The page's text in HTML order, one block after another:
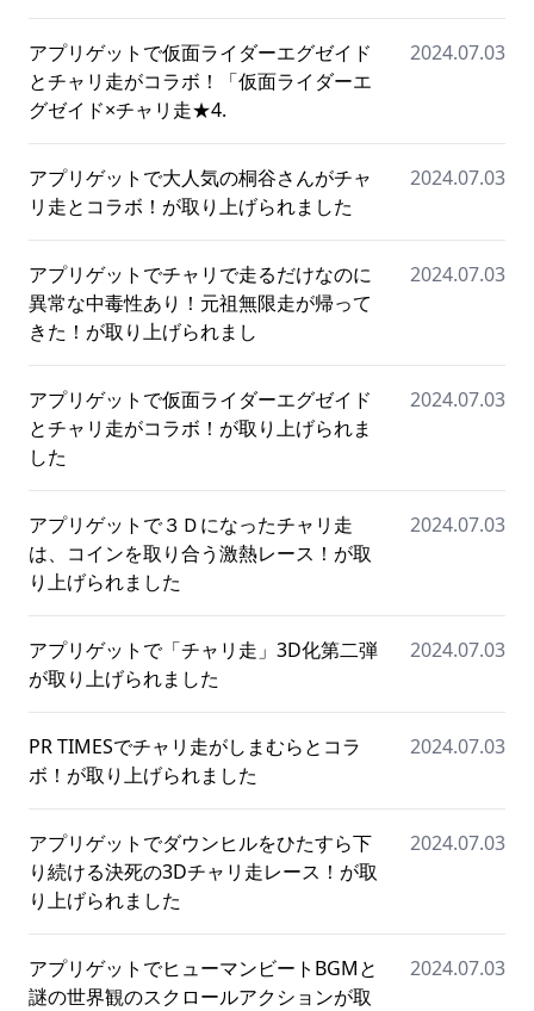
アプリゲットで仮面ライダーエグゼイド
とチャリ走がコラボ！「仮面ライダーエ
グゼイド×チャリ走★4.
2024.07.03
アプリゲットで大人気の桐谷さんがチャ
リ走とコラボ！が取り上げられました
2024.07.03
アプリゲットでチャリで走るだけなのに
異常な中毒性あり！元祖無限走が帰って
きた！が取り上げられまし
2024.07.03
アプリゲットで仮面ライダーエグゼイド
とチャリ走がコラボ！が取り上げられま
した
2024.07.03
アプリゲットで３Ｄになったチャリ走
は、コインを取り合う激熱レース！が取
り上げられました
2024.07.03
アプリゲットで「チャリ走」3D化第二弾
が取り上げられました
2024.07.03
PR TIMESでチャリ走がしまむらとコラ
ボ！が取り上げられました
2024.07.03
アプリゲットでダウンヒルをひたすら下
り続ける決死の3Dチャリ走レース！が取
り上げられました
2024.07.03
アプリゲットでヒューマンビートBGMと
謎の世界観のスクロールアクションが取
2024.07.03